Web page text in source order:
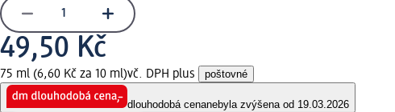
49,50 Kč
75 ml (6,60 Kč za 10 ml)vč. DPH plus poštovné
dlouhodobá cenanebyla zvýšena od 19.03.2026